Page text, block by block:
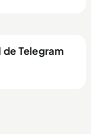
Telegram